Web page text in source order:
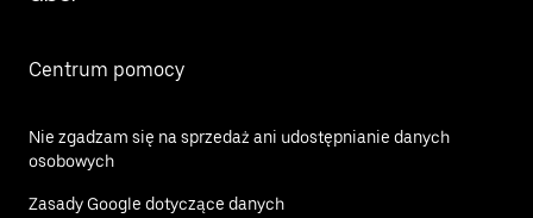
Centrum pomocy
Nie zgadzam się na sprzedaż ani udostępnianie danych
osobowych
Zasady Google dotyczące danych